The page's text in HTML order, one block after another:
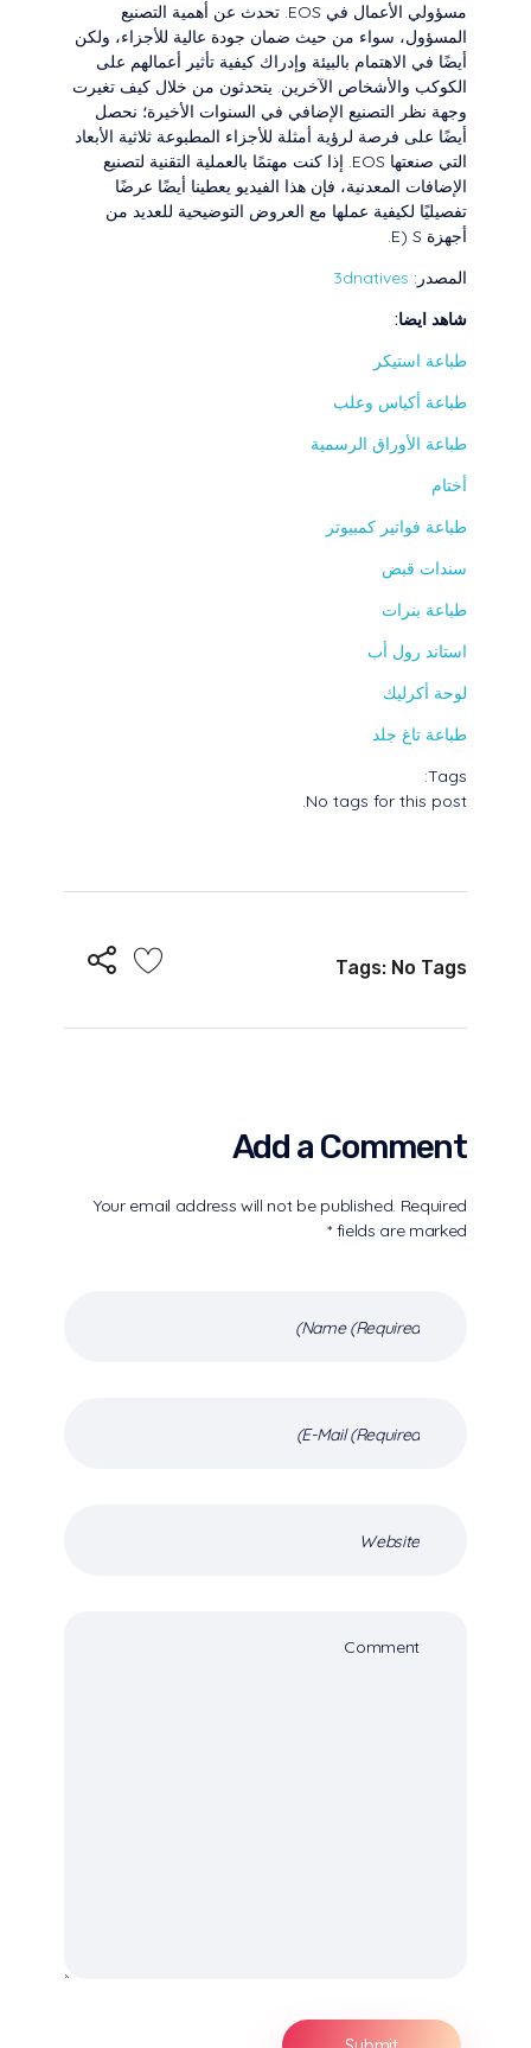
مسؤولي الأعمال في EOS. تحدث عن أهمية التصنيع
المسؤول، سواء من حيث ضمان جودة عالية للأجزاء، ولكن
أيضًا في الاهتمام بالبيئة وإدراك كيفية تأثير أعمالهم على
الكوكب والأشخاص الآخرين. يتحدثون من خلال كيف تغيرت
وجهة نظر التصنيع الإضافي في السنوات الأخيرة؛ نحصل
أيضًا على فرصة لرؤية أمثلة للأجزاء المطبوعة ثلاثية الأبعاد
التي صنعتها EOS. إذا كنت مهتمًا بالعملية التقنية لتصنيع
الإضافات المعدنية، فإن هذا الفيديو يعطينا أيضًا عرضًا
تفصيليًا لكيفية عملها مع العروض التوضيحية للعديد من
أجهزة E) S.
المصدر: 3dnatives
شاهد ايضا:
طباعة استيكر
طباعة أكياس وعلب
طباعة الأوراق الرسمية
أختام
طباعة فواتير كمبيوتر
سندات قبض
طباعة بنرات
استاند رول أب
لوحة أكرليك
طباعة تاغ جلد
Tags:
No tags for this post.
Tags: No Tags
Add a Comment
Your email address will not be published. Required
fields are marked *